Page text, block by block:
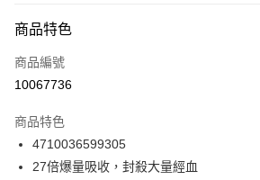
信用卡一次付款
信用卡分期付款
合作金庫商業銀行
華南商業銀行
上海商業儲蓄銀行
LINE Pay
商品特色
商品編號
10067736
商品特色
4710036599305
27倍爆量吸收，封殺大量經血